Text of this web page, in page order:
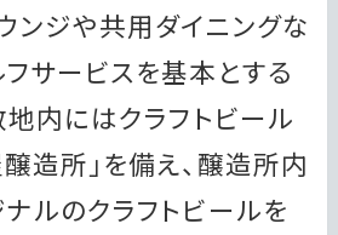
ンジや共用ダイニングな
サービスを基本とする
地内にはクラフトビール
造所」を備え、醸造所内
ルのクラフトビールを